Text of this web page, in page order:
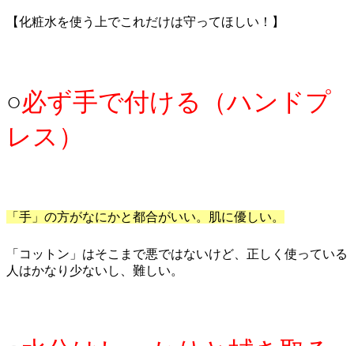
【化粧水を使う上でこれだけは守ってほしい！】
○必ず手で付ける（ハンドプ
レス）
「手」の方がなにかと都合がいい。肌に優しい。
「コットン」はそこまで悪ではないけど、正しく使っている
人はかなり少ないし、難しい。